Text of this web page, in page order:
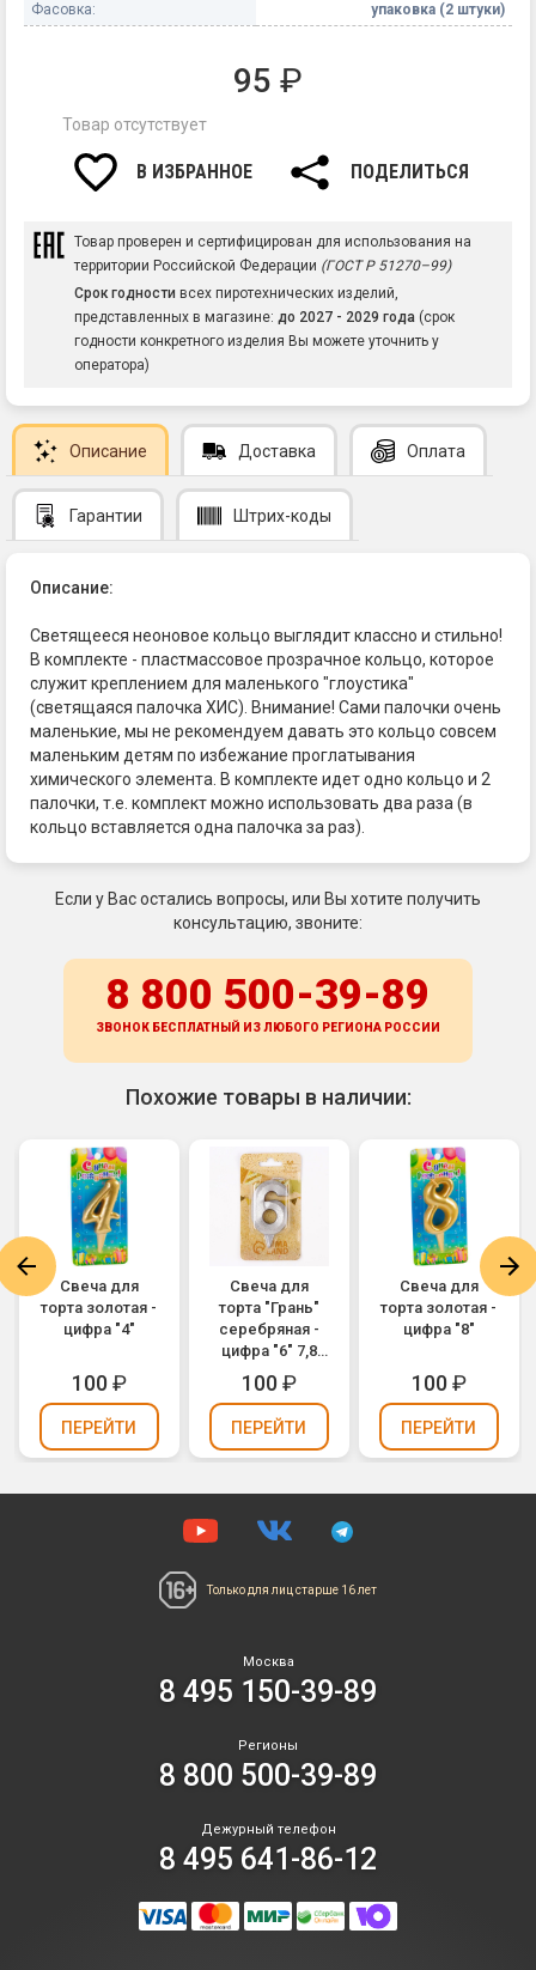
Фасовка:
упаковка (2 штуки)
95 ₽
Товар отсутствует
В ИЗБРАННОЕ ПОДЕЛИТЬСЯ
Товар проверен и сертифицирован для использования на
территории Российской Федерации (ГОСТ Р 51270–99)
Срок годности всех пиротехнических изделий,
представленных в магазине: до 2027 - 2029 года (срок
годности конкретного изделия Вы можете уточнить у
оператора)
Описание Доставка Оплата
Гарантии Штрих-коды
Описание:
Светящееся неоновое кольцо выглядит классно и стильно!
В комплекте - пластмассовое прозрачное кольцо, которое
служит креплением для маленького "глоустика"
(светящаяся палочка ХИС). Внимание! Сами палочки очень
маленькие, мы не рекомендуем давать это кольцо совсем
маленьким детям по избежание проглатывания
химического элемента. В комплекте идет одно кольцо и 2
палочки, т.е. комплект можно использовать два раза (в
кольцо вставляется одна палочка за раз).
Если у Вас остались вопросы, или Вы хотите получить
консультацию, звоните:
8 800 500-39-89
ЗВОНОК БЕСПЛАТНЫЙ ИЗ ЛЮБОГО РЕГИОНА РОССИИ
Похожие товары в наличии:
Свеча для
торта золотая -
цифра "4"
100₽
ПЕРЕЙТИ
Свеча для
торта "Грань"
серебряная -
цифра "6" 7,8
см
100₽
ПЕРЕЙТИ
Свеча для
торта золотая -
цифра "8"
100₽
ПЕРЕЙТИ
Только для лиц старше 16 лет
Москва
8 495 150-39-89
Регионы
8 800 500-39-89
Дежурный телефон
8 495 641-86-12